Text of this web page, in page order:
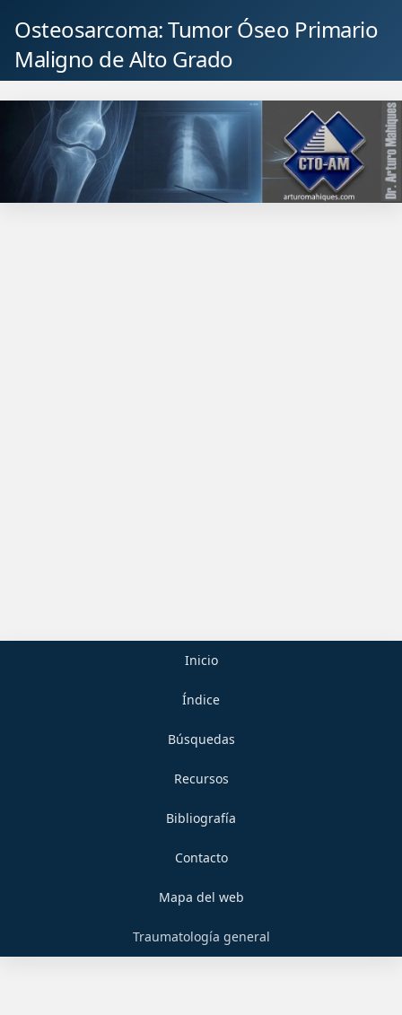
Osteosarcoma: Tumor Óseo Primario
Maligno de Alto Grado
Inicio
Índice
Búsquedas
Recursos
Bibliografía
Contacto
Mapa del web
Traumatología general